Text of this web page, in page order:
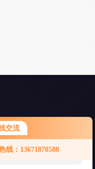
交流
线：13671878588
要咨询什么问题呢？
6495弄168号5幢3楼